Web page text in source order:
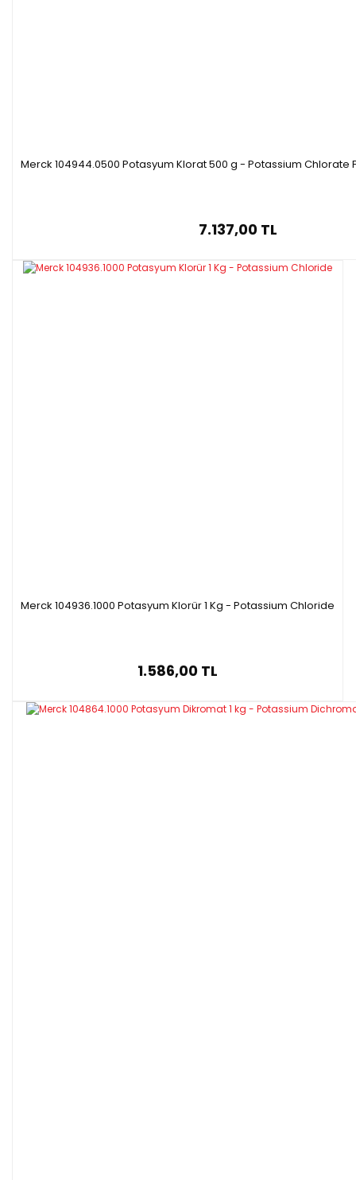
Merck 104944.0500 Potasyum Klorat 500 g - Potassium Chlorate
7.137,00 TL
Merck 104936.1000 Potasyum Klorür 1 Kg - Potassium Chloride
1.586,00 TL